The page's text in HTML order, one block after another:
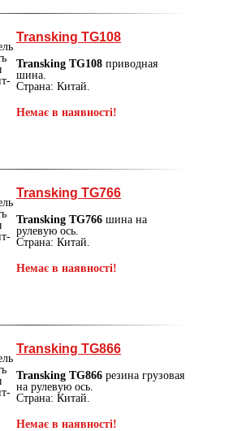
Transking TG108
Transking TG108 приводная
шина.
Страна: Китай.
Немає в наявності!
Transking TG766
Transking TG766 шина на
рулевую ось.
Страна: Китай.
Немає в наявності!
Transking TG866
Transking TG866 резина грузовая
на рулевую ось.
Страна: Китай.
Немає в наявності!